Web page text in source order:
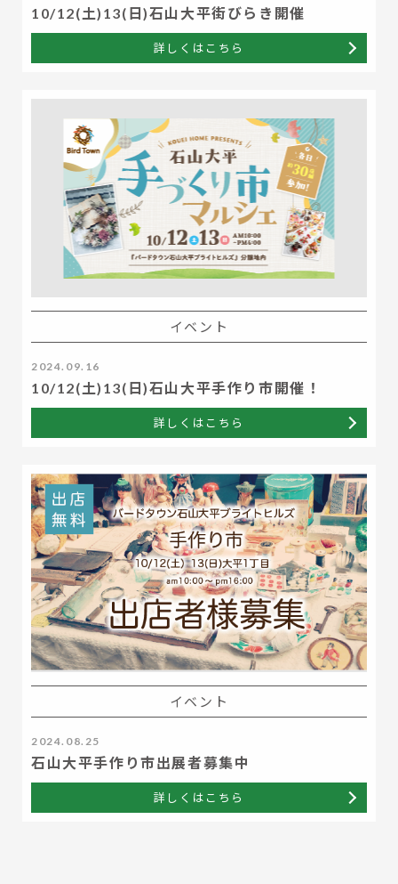
10/12(土)13(日)石山大平街びらき開催
詳しくはこちら
イベント
2024.09.16
10/12(土)13(日)石山大平手作り市開催！
詳しくはこちら
イベント
2024.08.25
石山大平手作り市出展者募集中
詳しくはこちら